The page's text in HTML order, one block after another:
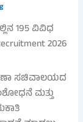
ಸಚಿವಾಲಯದ
ಮತ್ತು